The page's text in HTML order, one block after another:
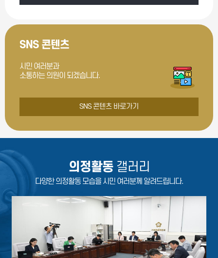
SNS 콘텐츠
시민 여러분과
소통하는 의원이 되겠습니다.
SNS 콘텐츠 바로가기
의정활동 갤러리
다양한 의정활동 모습을 시민 여러분께 알려드립니다.